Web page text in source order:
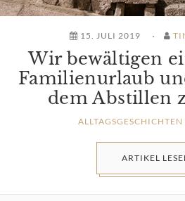
15. JULI 2019
Wir bewältigen
Familienurlaub
dem Abstillen
ALLTAGSGESCHICHTEN
ARTIKEL